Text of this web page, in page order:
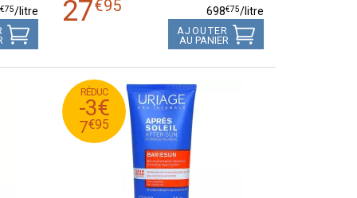
€75/litre 27€95 698€75/litre
AJOUTER
AU PANIER
RÉDUC
-3€
7€95
10
€
95
7
€
95